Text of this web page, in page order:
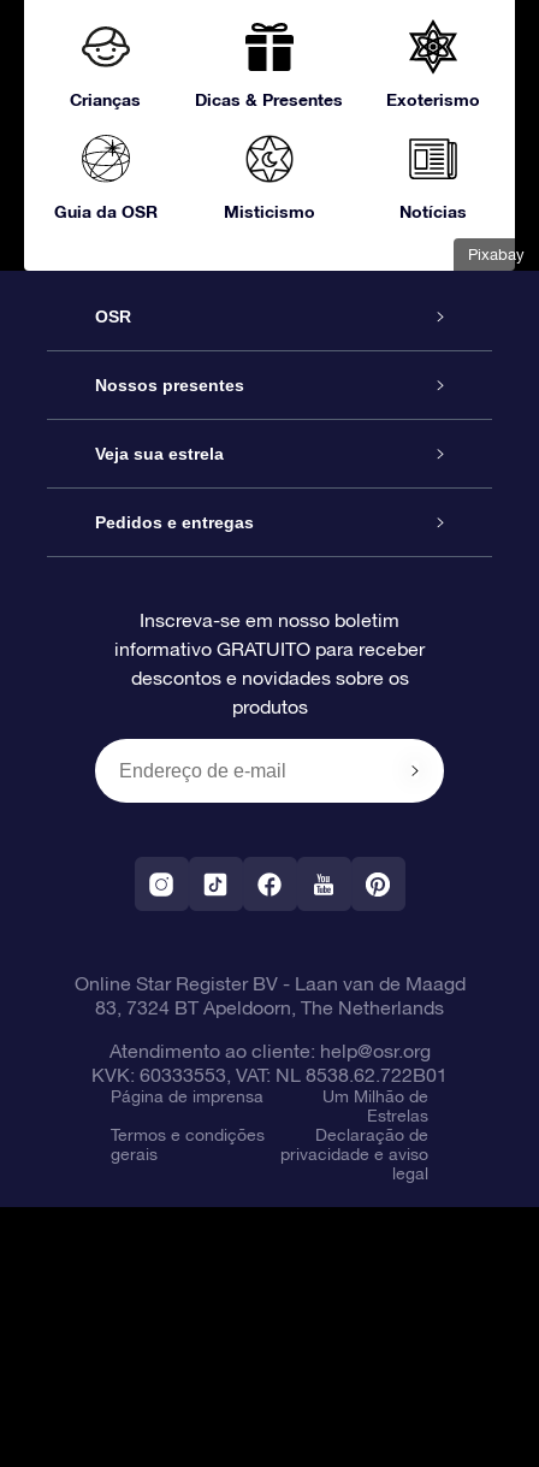
Pixabay
Crianças Dicas & Presentes Exoterismo
Guia da OSR Misticismo Notícias
OSR
Serviço
Entre em contato conosco
Blog
Avaliações
Nossos presentes
Presente estrelar on-line
Pacote de presente da OSR
O cartão de presente da OSR
Presentes corporativos
Veja sua estrela
Star Register
Página estelar personalizada
Um Milhão de Estrelas
OSR Starsaver
Aplicativo RV Fly me to the stars
Pedidos e entregas
Informações de pagamento
Política de devolução
Constelações
Inscreva-se em nosso boletim
informativo GRATUITO para receber
descontos e novidades sobre os
produtos
Online Star Register BV- Laan van de Maagd
83, 7324 BT Apeldoorn, The Netherlands
Atendimento ao cliente: help@osr.org
KVK: 60333553, VAT: NL 8538.62.722B01
Página de imprensa
Um Milhão de
Estrelas
Termos e condições
gerais
Declaração de
privacidade e aviso
legal